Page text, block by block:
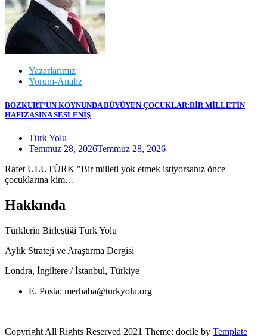
Yazarlarımız
Yorum-Analiz
BOZKURT’UN KOYNUNDA BÜYÜYEN ÇOCUKLAR:BİR MİLLETİN
HAFIZASINA SESLENİŞ
Türk Yolu
Temmuz 28, 2026Temmuz 28, 2026
Rafet ULUTÜRK "Bir milleti yok etmek istiyorsanız önce
çocuklarına kim…
Hakkında
Türklerin Birleştiği Türk Yolu
Aylık Strateji ve Araştırma Dergisi
Londra, İngiltere / İstanbul, Türkiye
E. Posta: merhaba@turkyolu.org
Copyright All Rights Reserved 2021 Theme: docile by Template